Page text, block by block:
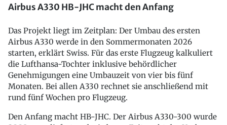
Airbus A330 HB-JHC macht den Anfang
Das Projekt liegt im Zeitplan: Der Umbau des ersten
Airbus A330 werde in den Sommermonaten 2026
starten, erklärt Swiss. Für das erste Flugzeug kalkuliert
die Lufthansa-Tochter inklusive behördlicher
Genehmigungen eine Umbauzeit von vier bis fünf
Monaten. Bei allen A330 rechnet sie anschließend mit
rund fünf Wochen pro Flugzeug.
Den Anfang macht HB-JHC. Der Airbus A330-300 wurde